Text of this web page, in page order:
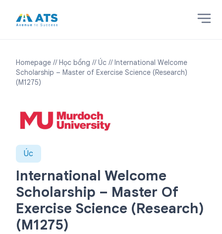
Homepage // Học bổng // Úc // International Welcome
Scholarship – Master of Exercise Science (Research)
(M1275)
Úc
International Welcome
Scholarship – Master Of
Exercise Science (Research)
(M1275)